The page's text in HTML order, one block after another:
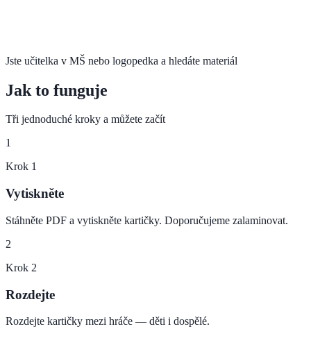
Jste učitelka v MŠ nebo logopedka a hledáte materiál
Jak to funguje
Tři jednoduché kroky a můžete začít
1
Krok 1
Vytiskněte
Stáhněte PDF a vytiskněte kartičky. Doporučujeme zalaminovat.
2
Krok 2
Rozdejte
Rozdejte kartičky mezi hráče — děti i dospělé.